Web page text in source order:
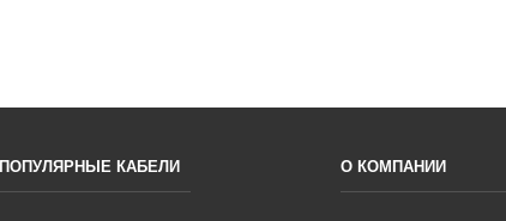
ПОПУЛЯРНЫЕ КАБЕЛИ О КОМПАНИИ